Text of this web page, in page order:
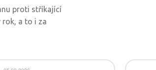
proti stříkající
rok, a to i za